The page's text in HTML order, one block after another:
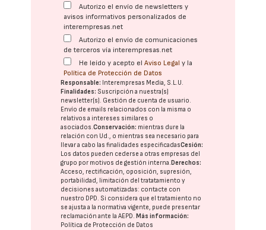
Autorizo el envío de newsletters y
avisos informativos personalizados de
interempresas.net
Autorizo el envío de comunicaciones
de terceros vía interempresas.net
He leído y acepto elAviso Legal y la
Política de Protección de Datos
Responsable: Interempresas Media, S.L.U.
Finalidades: Suscripción a nuestra(s)
newsletter(s). Gestión de cuenta de usuario.
Envío de emails relacionados con la misma o
relativos a intereses similares o
asociados.Conservación: mientras dure la
relación con Ud., o mientras sea necesario para
llevar a cabo las finalidades especificadasCesión:
Los datos pueden cederse a otras empresas del
grupo por motivos de gestión interna. Derechos:
Acceso, rectificación, oposición, supresión,
portabilidad, limitación del tratatamiento y
decisiones automatizadas: contacte con
nuestro DPD. Si considera que el tratamiento no
se ajusta a la normativa vigente, puede presentar
reclamación ante laAEPD. Más información:
Política de Protección de Datos